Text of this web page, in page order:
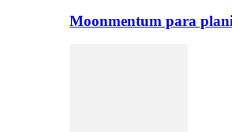
Moonmentum para